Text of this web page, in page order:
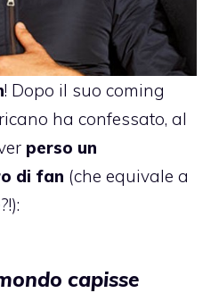
! Dopo il suo coming
ha confessato, al
perso un
di fan (che equivale a
capisse